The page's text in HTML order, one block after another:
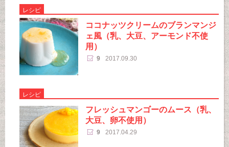
レシピ
ココナッツクリームのブランマンジ
ェ風（乳、大豆、アーモンド不使
用）
9 2017.09.30
レシピ
フレッシュマンゴーのムース（乳、
大豆、卵不使用）
9 2017.04.29